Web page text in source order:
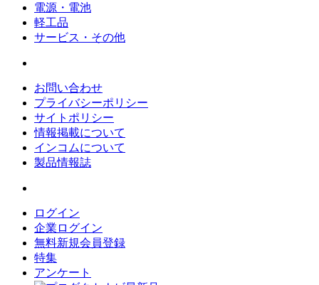
電源・電池
軽工品
サービス・その他
お問い合わせ
プライバシーポリシー
サイトポリシー
情報掲載について
インコムについて
製品情報誌
ログイン
企業ログイン
無料新規会員登録
特集
アンケート